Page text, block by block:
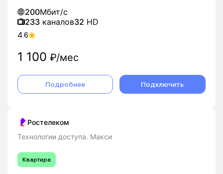
200Мбит/с
233 каналов32 HD
4.6
1 100 ₽/мес
Подробнее Подключить
Ростелеком
Технологии доступа. Макси
Квартира